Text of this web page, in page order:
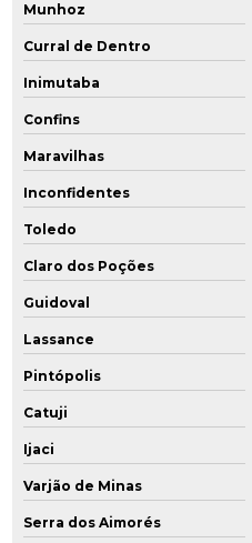
Munhoz
Curral de Dentro
Inimutaba
Confins
Maravilhas
Inconfidentes
Toledo
Claro dos Poções
Guidoval
Lassance
Pintópolis
Catuji
Ijaci
Varjão de Minas
Serra dos Aimorés